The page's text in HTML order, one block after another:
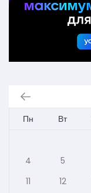
Пн
Вт
4
5
11
12